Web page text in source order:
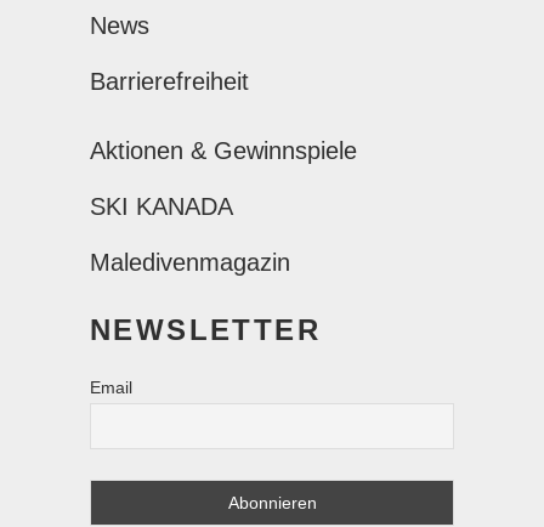
News
Barrierefreiheit
Aktionen & Gewinnspiele
SKI KANADA
Maledivenmagazin
NEWSLETTER
Email